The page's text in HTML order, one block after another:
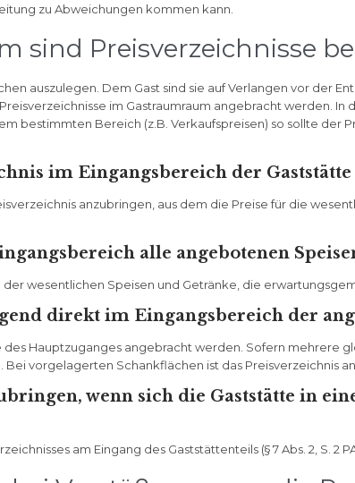
zu Abweichungen kommen kann.
sind Preisverzeichnisse
auszulegen. Dem Gast sind sie auf Verlangen vor der
im Gastraumraum angebracht werden. In
bestimmten Bereich (z.B. Verkaufspreisen) so sollte der
im Eingangsbereich der Gaststätte
anzubringen, aus dem die Preise für die
alle angebotenen
wesentlichen Speisen und Getränke, die
direkt im Eingangsbereich der
des Hauptzuganges angebracht werden. Sofern mehrere
vorgelagerten Schankflächen ist das Preisverzeichnis
wenn sich die Gaststätte in
am Eingang des Gaststättenteils (§ 7 Abs. 2, S. 2